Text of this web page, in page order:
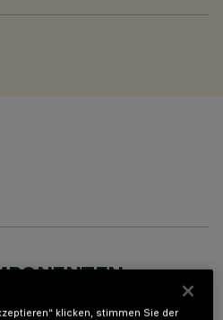
klicken, stimmen Sie der